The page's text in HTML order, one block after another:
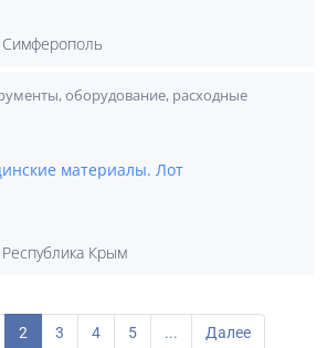
Симферополь
оборудование, расходные
материалы. Лот
Республика Крым
2 3 4 5 ... Далее